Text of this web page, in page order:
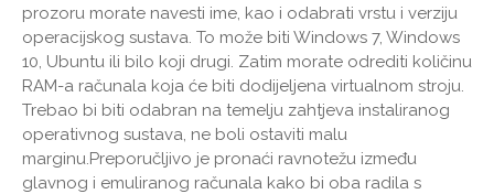
prozoru morate navesti ime, kao i odabrati vrstu i verziju
operacijskog sustava. To može biti Windows 7, Windows
10, Ubuntu ili bilo koji drugi. Zatim morate odrediti količinu
RAM-a računala koja će biti dodijeljena virtualnom stroju.
Trebao bi biti odabran na temelju zahtjeva instaliranog
operativnog sustava, ne boli ostaviti malu
marginu.Preporučljivo je pronaći ravnotežu između
glavnog i emuliranog računala kako bi oba radila s